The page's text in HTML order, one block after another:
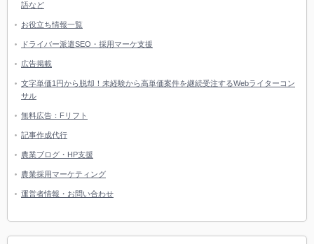
語など
お役立ち情報一覧
ドライバー派遣SEO・採用マーケ支援
広告掲載
文字単価1円から脱却！未経験から高単価案件を継続受注するWebライターコン
サル
無料広告：Fリフト
記事作成代行
農業ブログ・HP支援
農業採用マーケティング
運営者情報・お問い合わせ